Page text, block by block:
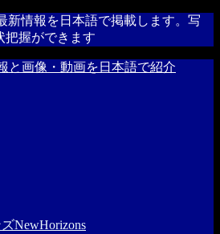
新情報を日本語で掲載します。写
把握ができます
と画像・動画を日本語で紹介
NewHorizons